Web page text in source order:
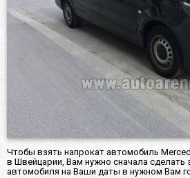
Чтобы взять напрокат автомобиль
в Швейцарии, Вам нужно сначала сделать
автомобиля на Ваши даты в нужном Вам